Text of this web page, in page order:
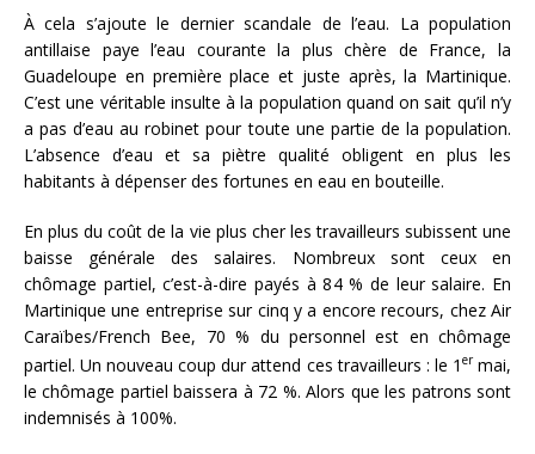
À cela s’ajoute le dernier scandale de l’eau. La population
antillaise paye l’eau courante la plus chère de France, la
Guadeloupe en première place et juste après, la Martinique.
C’est une véritable insulte à la population quand on sait qu’il n’y
a pas d’eau au robinet pour toute une partie de la population.
L’absence d’eau et sa piètre qualité obligent en plus les
habitants à dépenser des fortunes en eau en bouteille.
En plus du coût de la vie plus cher les travailleurs subissent une
baisse générale des salaires. Nombreux sont ceux en
chômage partiel, c’est-à-dire payés à 84 % de leur salaire. En
Martinique une entreprise sur cinq y a encore recours, chez Air
Caraïbes/French Bee, 70 % du personnel est en chômage
partiel. Un nouveau coup dur attend ces travailleurs : le 1 ermai,
le chômage partiel baissera à 72 %. Alors que les patrons sont
indemnisés à 100%.